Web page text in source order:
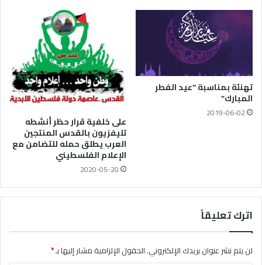
تهنئة بمناسبة “عيد الفطر
المبارك”
2019-06-02
على خلفية قرار حظر أنشطه
تليفزيون بالقدس المنتجين
العرب يطلق حمله للتضامن مع
الإعلام الفلسطيني
2020-05-20
اترك تعليقاً
لن يتم نشر عنوان بريدك الإلكتروني.الحقول الإلزامية مشار إليها بـ*